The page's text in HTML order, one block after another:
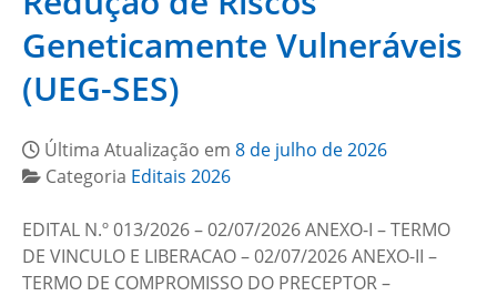
Geneticamente Vulneráveis
(UEG-SES)
Última Atualização em 8 de julho de 2026
Categoria Editais 2026
EDITAL N.º 013/2026 – 02/07/2026 ANEXO-I – TERMO
DE VINCULO E LIBERACAO – 02/07/2026 ANEXO-II –
TERMO DE COMPROMISSO DO PRECEPTOR –